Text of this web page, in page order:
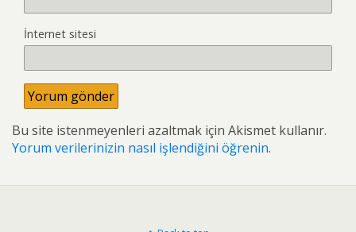
İnternet sitesi
Bu site istenmeyenleri azaltmak için Akismet kullanır.
Yorum verilerinizin nasıl işlendiğini öğrenin.